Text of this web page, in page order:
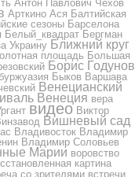
Антон Павлович Чехов
Арткино Ася Балтийская
сезоны Барселона
Белый_квадрат Бергман
Украину Ближний круг
площадь Большая
Борис Годунов
буржуазия Быков Варшава
Венецианский
Венеция вера
видео Виктор
Вишневый сад
Владивосток Владимир
Владимир Соловьев
Марии воровство
картина
со зрителями встречи